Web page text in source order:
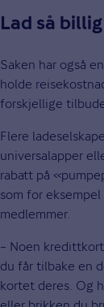
Lad så
Saken har også
holde
forskjellige
Flere
universalapper
rabatt på
som for
medlemmer.
– Noen
du får tilbake en
kortet deres. Og